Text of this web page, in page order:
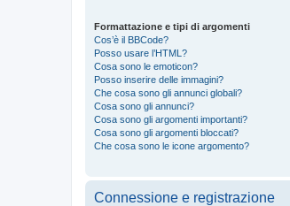
Formattazione e tipi di argomenti
Cos’è il BBCode?
Posso usare l’HTML?
Cosa sono le emoticon?
Posso inserire delle immagini?
Che cosa sono gli annunci globali?
Cosa sono gli annunci?
Cosa sono gli argomenti importanti?
Cosa sono gli argomenti bloccati?
Che cosa sono le icone argomento?
Connessione e registrazione